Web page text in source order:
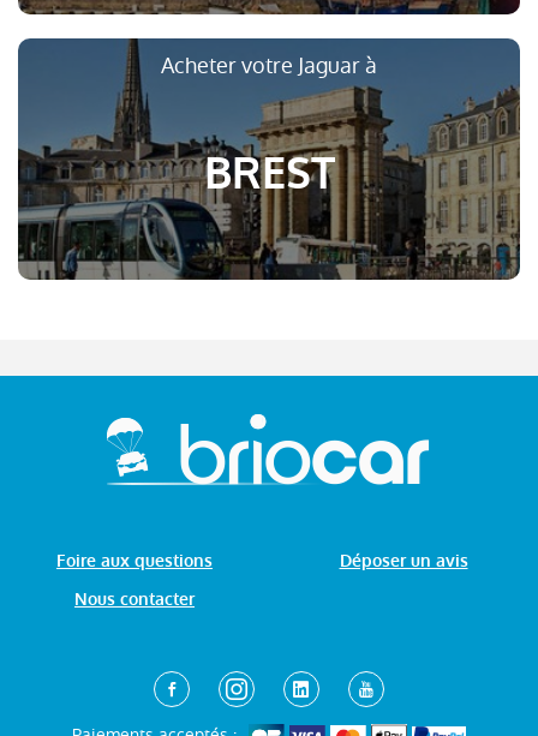
Acheter votre Jaguar à
BREST
Foire aux questions
Nous contacter
Déposer un avis